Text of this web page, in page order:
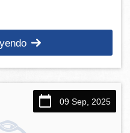
09 Sep, 2025